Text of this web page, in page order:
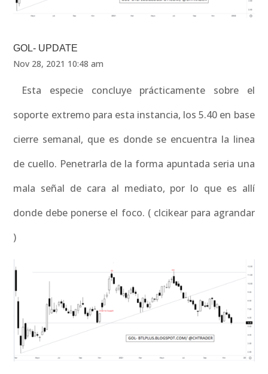
GOL- UPDATE
Nov 28, 2021 10:48 am
Esta especie concluye prácticamente sobre el
soporte extremo para esta instancia, los 5.40 en base
cierre semanal, que es donde se encuentra la linea
de cuello. Penetrarla de la forma apuntada seria una
mala señal de cara al mediato, por lo que es allí
donde debe ponerse el foco. ( clcikear para agrandar
)